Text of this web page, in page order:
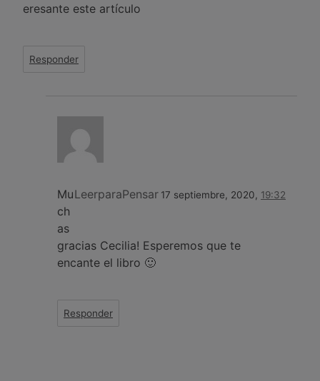
eresante este artículo
Responder
LeerparaPensar 17 septiembre, 2020, 19:32
Mu
ch
as
gracias Cecilia! Esperemos que te
encante el libro 🙂
Responder